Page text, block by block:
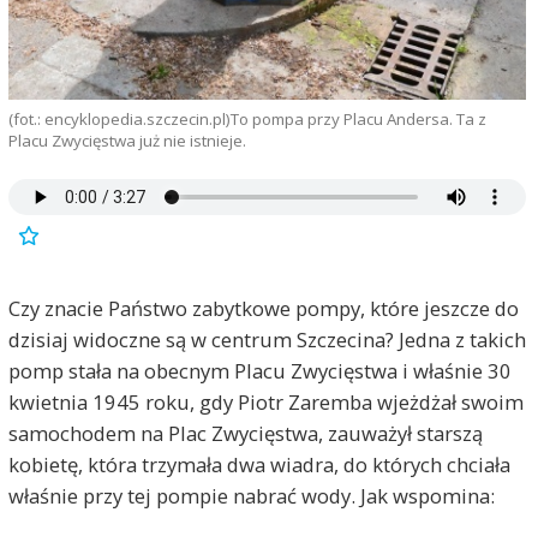
(fot.: encyklopedia.szczecin.pl)To pompa przy Placu Andersa. Ta z
Placu Zwycięstwa już nie istnieje.
Czy znacie Państwo zabytkowe pompy, które jeszcze do
dzisiaj widoczne są w centrum Szczecina? Jedna z takich
pomp stała na obecnym Placu Zwycięstwa i właśnie 30
kwietnia 1945 roku, gdy Piotr Zaremba wjeżdżał swoim
samochodem na Plac Zwycięstwa, zauważył starszą
kobietę, która trzymała dwa wiadra, do których chciała
właśnie przy tej pompie nabrać wody. Jak wspomina: